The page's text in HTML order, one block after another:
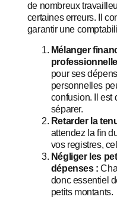
de nombreux
certaines erreurs. Il
garantir une
Mélanger
pour ses
personnelles
confusion. Il est
séparer.
Retarder la
attendez la fin
vos registres,
Négliger les
dépenses :
donc essentiel
petits montants.